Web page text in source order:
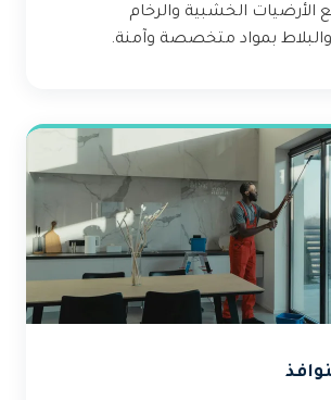
الأرضيات الخشبية والرخام
بمواد متخصصة وآمنة.